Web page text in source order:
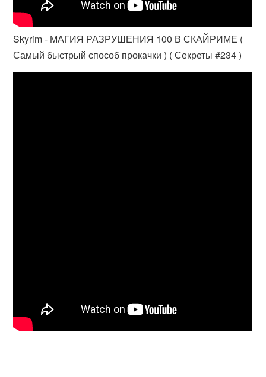
Skyrim - МАГИЯ РАЗРУШЕНИЯ 100 В СКАЙРИМЕ (
Самый быстрый способ прокачки ) ( Секреты #234 )